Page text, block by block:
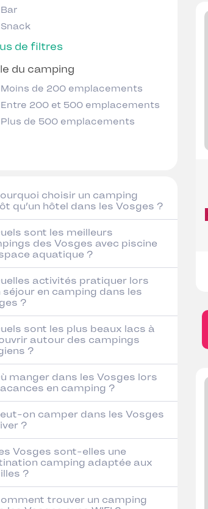
Bar
Snack
de filtres
du camping
Moins de 200 emplacements
Entre 200 et 500 emplacements
Plus de 500 emplacements
choisir un camping
qu’un hôtel dans les Vosges ?
sont les meilleurs
des Vosges avec piscine
aquatique ?
activités pratiquer lors
séjour en camping dans les
?
sont les plus beaux lacs à
autour des campings
?
manger dans les Vosges lors
en camping ?
on camper dans les Vosges
?
Vosges sont-elles une
camping adaptée aux
?
trouver un camping